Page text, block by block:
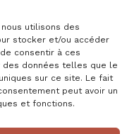
utilisons des
stocker et/ou accéder
consentir à ces
données telles que le
sur ce site. Le fait
peut avoir un
et fonctions.